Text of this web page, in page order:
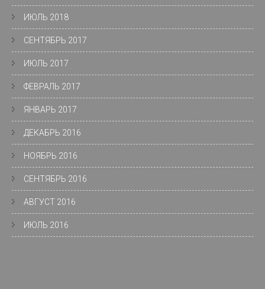
ИЮЛЬ 2018
СЕНТЯБРЬ 2017
ИЮЛЬ 2017
ФЕВРАЛЬ 2017
ЯНВАРЬ 2017
ДЕКАБРЬ 2016
НОЯБРЬ 2016
СЕНТЯБРЬ 2016
АВГУСТ 2016
ИЮЛЬ 2016